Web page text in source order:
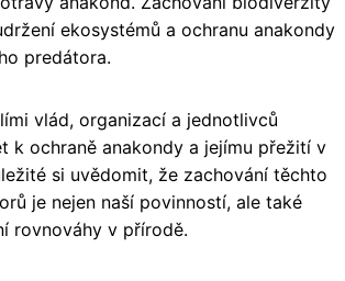
ekosystémů a ochranu anakondy
predátora.
vlád, organizací a jednotlivců
k ochraně anakondy a jejímu přežití v
si uvědomit, že zachování těchto
je nejen naší povinností, ale také
rovnováhy v přírodě.